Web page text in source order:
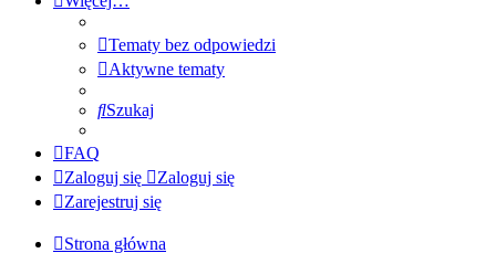
Tematy bez odpowiedzi
Aktywne tematy
Szukaj
FAQ
Zaloguj się
Zaloguj się
Zarejestruj się
Strona główna